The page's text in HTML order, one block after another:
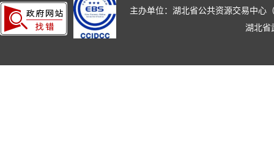
主办单位：湖北省公共资源交易中心
湖北省